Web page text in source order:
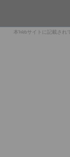
本Webサイトに記載さ